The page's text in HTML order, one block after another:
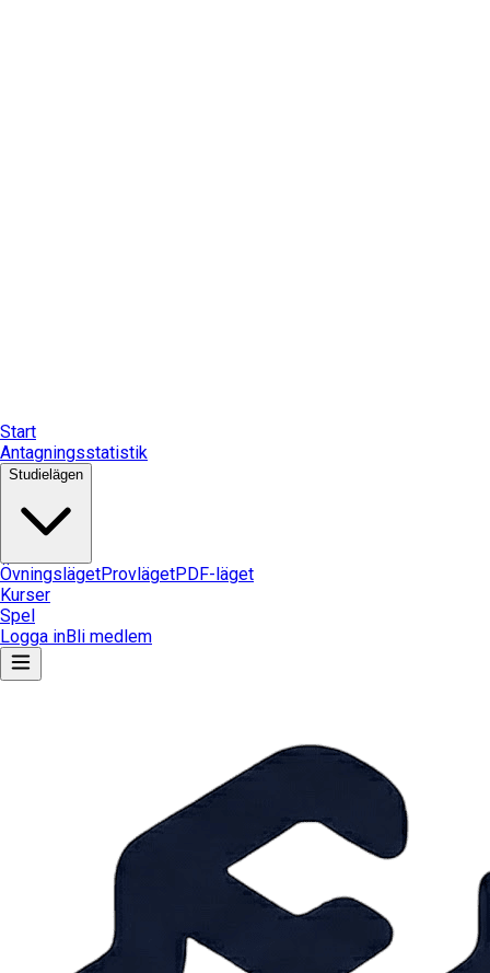
Start
Antagningsstatistik
Studielägen
ÖvningslägetProvlägetPDF-läget
Kurser
Spel
Logga inBli medlem